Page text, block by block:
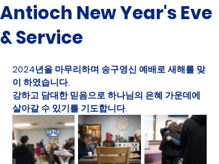
Antioch New Year's Eve
& Service
2024년을 마무리하며 송구영신 예배로 새해를 맞
이 하였습니다.
강하고 담대한 믿음으로 하나님의 은혜 가운데에
살아갈 수 있기를 기도합니다.